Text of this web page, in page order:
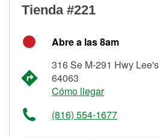
Tienda #221
Abre a las 8am
316 Se M-291 Hwy
64063
Cómo llegar
(816) 554-1677